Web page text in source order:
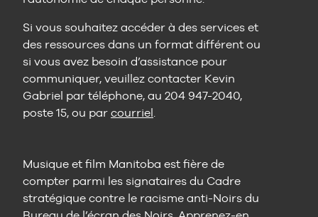
Si vous souhaitez accéder à des services et
des ressources dans un format différent ou
si vous avez besoin d’assistance pour
communiquer, veuillez contacter Kevin
Gabriel par téléphone, au 204 947-2040,
poste 15, ou par courriel .
Musique et film Manitoba est fière de
compter parmi les signataires du Cadre
stratégique contre le racisme anti-Noirs du